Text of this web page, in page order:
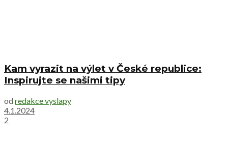
Kam vyrazit na výlet v České republice:
Inspirujte se našimi tipy
od redakce vyslapy
4.1.2024
2